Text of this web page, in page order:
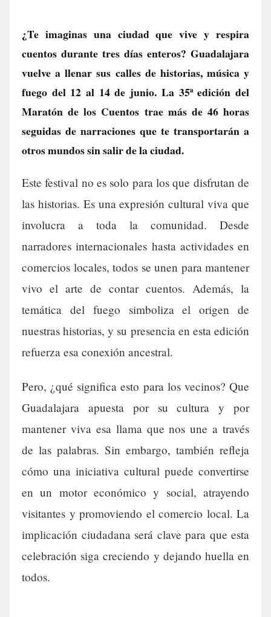
¿Te imaginas una ciudad que vive y respira
cuentos durante tres días enteros? Guadalajara
vuelve a llenar sus calles de historias, música y
fuego del 12 al 14 de junio. La 35ª edición del
Maratón de los Cuentos trae más de 46 horas
seguidas de narraciones que te transportarán a
otros mundos sin salir de la ciudad.
Este festival no es solo para los que disfrutan de
las historias. Es una expresión cultural viva que
involucra a toda la comunidad. Desde
narradores internacionales hasta actividades en
comercios locales, todos se unen para mantener
vivo el arte de contar cuentos. Además, la
temática del fuego simboliza el origen de
nuestras historias, y su presencia en esta edición
refuerza esa conexión ancestral.
Pero, ¿qué significa esto para los vecinos? Que
Guadalajara apuesta por su cultura y por
mantener viva esa llama que nos une a través
de las palabras. Sin embargo, también refleja
cómo una iniciativa cultural puede convertirse
en un motor económico y social, atrayendo
visitantes y promoviendo el comercio local. La
implicación ciudadana será clave para que esta
celebración siga creciendo y dejando huella en
todos.